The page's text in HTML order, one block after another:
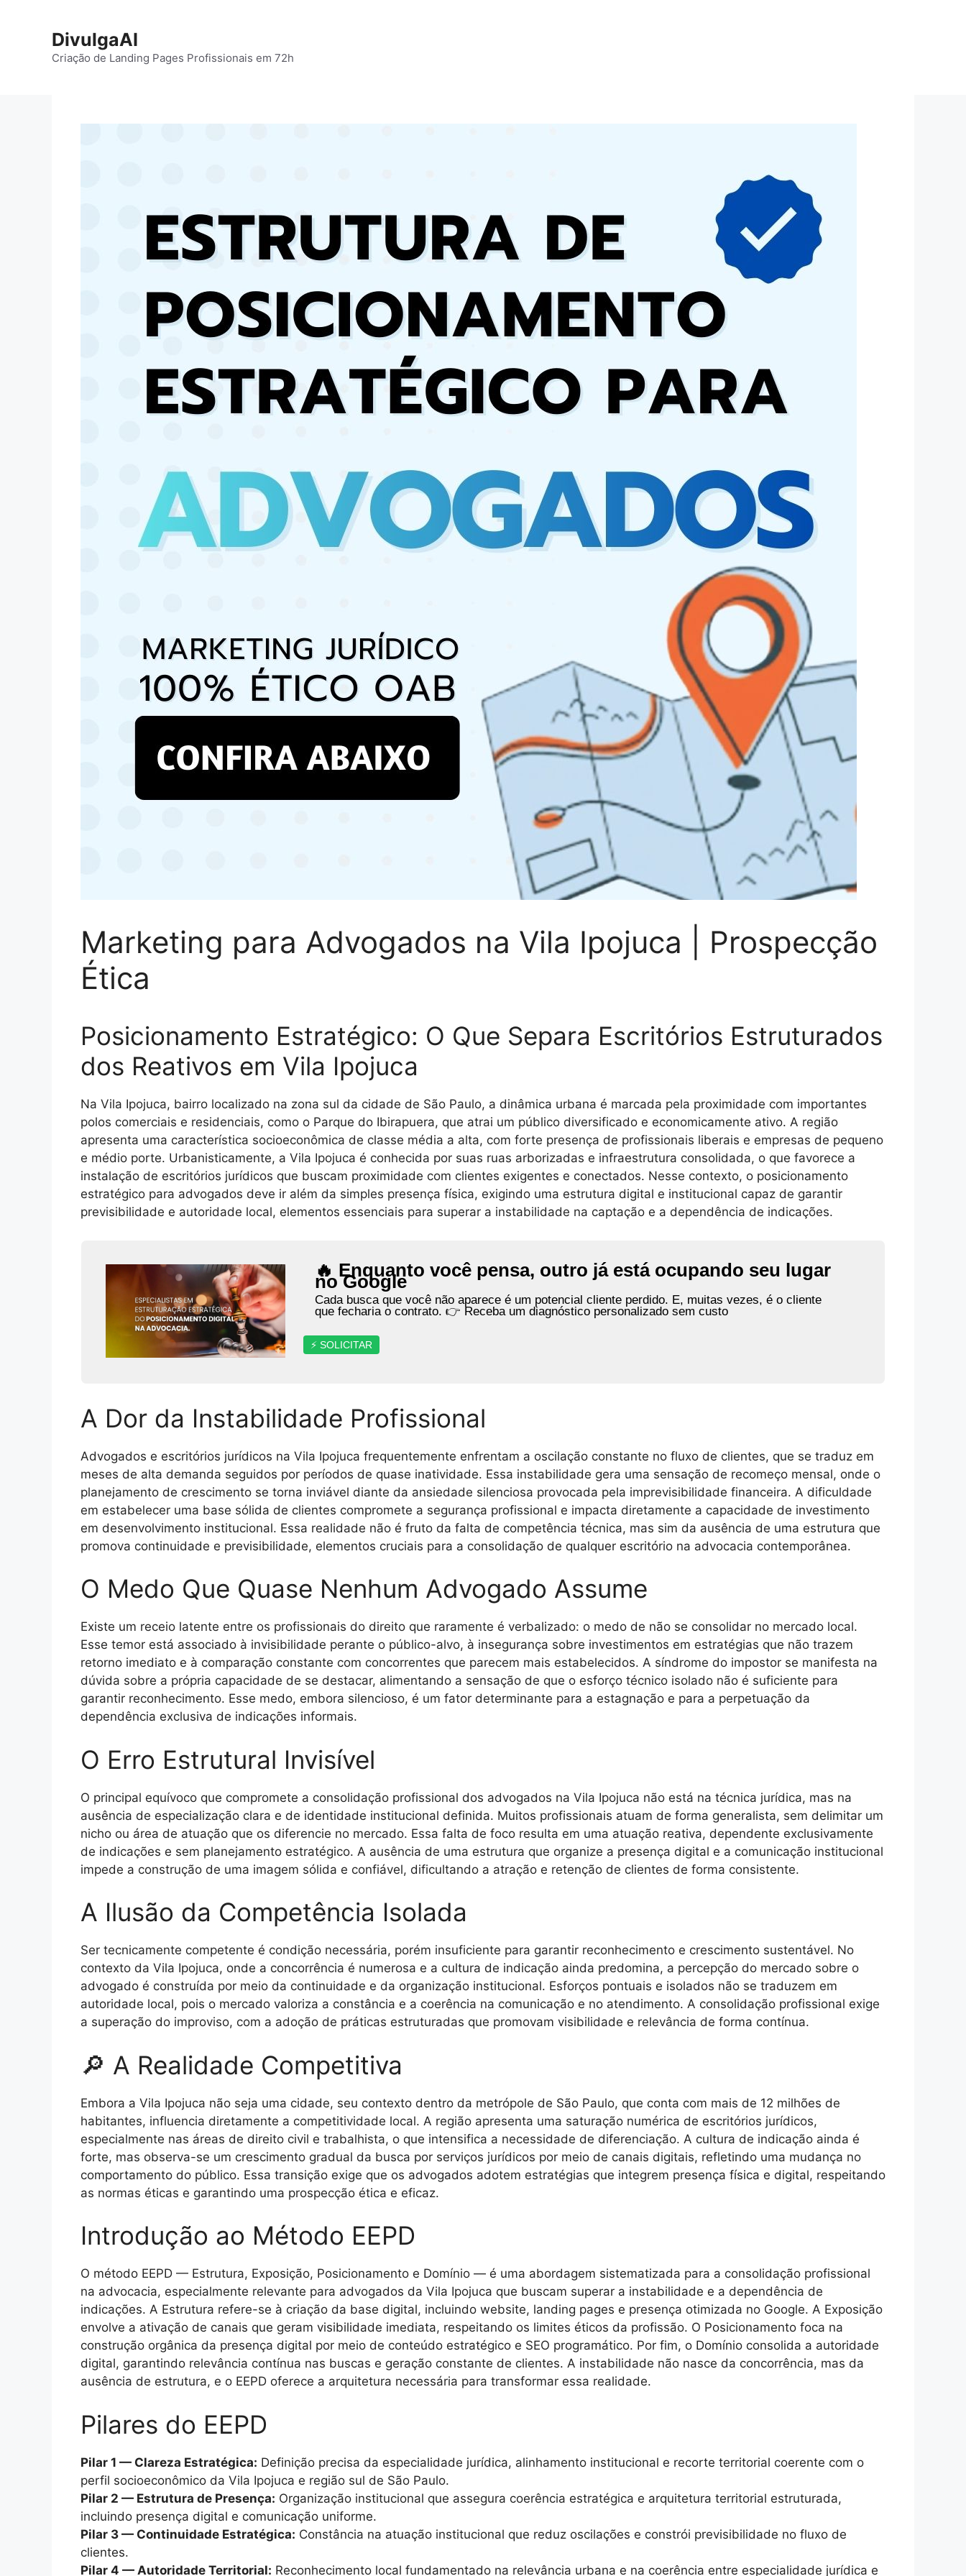
conteúdo
DivulgaAI
Criação de Landing Pages Profissionais em 72h
Marketing para Advogados na Vila Ipojuca | Prospecção
Ética
Posicionamento Estratégico: O Que Separa Escritórios Estruturados
dos Reativos em Vila Ipojuca
Na Vila Ipojuca, bairro localizado na zona sul da cidade de São Paulo, a dinâmica urbana é marcada pela proximidade com importantes
polos comerciais e residenciais, como o Parque do Ibirapuera, que atrai um público diversificado e economicamente ativo. A região
apresenta uma característica socioeconômica de classe média a alta, com forte presença de profissionais liberais e empresas de pequeno
e médio porte. Urbanisticamente, a Vila Ipojuca é conhecida por suas ruas arborizadas e infraestrutura consolidada, o que favorece a
instalação de escritórios jurídicos que buscam proximidade com clientes exigentes e conectados. Nesse contexto, o posicionamento
estratégico para advogados deve ir além da simples presença física, exigindo uma estrutura digital e institucional capaz de garantir
previsibilidade e autoridade local, elementos essenciais para superar a instabilidade na captação e a dependência de indicações.
🔥 Enquanto você pensa, outro já está ocupando seu lugar
no Google
Cada busca que você não aparece é um potencial cliente perdido. E, muitas vezes, é o cliente
que fecharia o contrato. 👉 Receba um diagnóstico personalizado sem custo
⚡ SOLICITAR
A Dor da Instabilidade Profissional
Advogados e escritórios jurídicos na Vila Ipojuca frequentemente enfrentam a oscilação constante no fluxo de clientes, que se traduz em
meses de alta demanda seguidos por períodos de quase inatividade. Essa instabilidade gera uma sensação de recomeço mensal, onde o
planejamento de crescimento se torna inviável diante da ansiedade silenciosa provocada pela imprevisibilidade financeira. A dificuldade
em estabelecer uma base sólida de clientes compromete a segurança profissional e impacta diretamente a capacidade de investimento
em desenvolvimento institucional. Essa realidade não é fruto da falta de competência técnica, mas sim da ausência de uma estrutura que
promova continuidade e previsibilidade, elementos cruciais para a consolidação de qualquer escritório na advocacia contemporânea.
O Medo Que Quase Nenhum Advogado Assume
Existe um receio latente entre os profissionais do direito que raramente é verbalizado: o medo de não se consolidar no mercado local.
Esse temor está associado à invisibilidade perante o público-alvo, à insegurança sobre investimentos em estratégias que não trazem
retorno imediato e à comparação constante com concorrentes que parecem mais estabelecidos. A síndrome do impostor se manifesta na
dúvida sobre a própria capacidade de se destacar, alimentando a sensação de que o esforço técnico isolado não é suficiente para
garantir reconhecimento. Esse medo, embora silencioso, é um fator determinante para a estagnação e para a perpetuação da
dependência exclusiva de indicações informais.
O Erro Estrutural Invisível
O principal equívoco que compromete a consolidação profissional dos advogados na Vila Ipojuca não está na técnica jurídica, mas na
ausência de especialização clara e de identidade institucional definida. Muitos profissionais atuam de forma generalista, sem delimitar um
nicho ou área de atuação que os diferencie no mercado. Essa falta de foco resulta em uma atuação reativa, dependente exclusivamente
de indicações e sem planejamento estratégico. A ausência de uma estrutura que organize a presença digital e a comunicação institucional
impede a construção de uma imagem sólida e confiável, dificultando a atração e retenção de clientes de forma consistente.
A Ilusão da Competência Isolada
Ser tecnicamente competente é condição necessária, porém insuficiente para garantir reconhecimento e crescimento sustentável. No
contexto da Vila Ipojuca, onde a concorrência é numerosa e a cultura de indicação ainda predomina, a percepção do mercado sobre o
advogado é construída por meio da continuidade e da organização institucional. Esforços pontuais e isolados não se traduzem em
autoridade local, pois o mercado valoriza a constância e a coerência na comunicação e no atendimento. A consolidação profissional exige
a superação do improviso, com a adoção de práticas estruturadas que promovam visibilidade e relevância de forma contínua.
🔎 A Realidade Competitiva
Embora a Vila Ipojuca não seja uma cidade, seu contexto dentro da metrópole de São Paulo, que conta com mais de 12 milhões de
habitantes, influencia diretamente a competitividade local. A região apresenta uma saturação numérica de escritórios jurídicos,
especialmente nas áreas de direito civil e trabalhista, o que intensifica a necessidade de diferenciação. A cultura de indicação ainda é
forte, mas observa-se um crescimento gradual da busca por serviços jurídicos por meio de canais digitais, refletindo uma mudança no
comportamento do público. Essa transição exige que os advogados adotem estratégias que integrem presença física e digital, respeitando
as normas éticas e garantindo uma prospecção ética e eficaz.
Introdução ao Método EEPD
O método EEPD — Estrutura, Exposição, Posicionamento e Domínio — é uma abordagem sistematizada para a consolidação profissional
na advocacia, especialmente relevante para advogados da Vila Ipojuca que buscam superar a instabilidade e a dependência de
indicações. A Estrutura refere-se à criação da base digital, incluindo website, landing pages e presença otimizada no Google. A Exposição
envolve a ativação de canais que geram visibilidade imediata, respeitando os limites éticos da profissão. O Posicionamento foca na
construção orgânica da presença digital por meio de conteúdo estratégico e SEO programático. Por fim, o Domínio consolida a autoridade
digital, garantindo relevância contínua nas buscas e geração constante de clientes. A instabilidade não nasce da concorrência, mas da
ausência de estrutura, e o EEPD oferece a arquitetura necessária para transformar essa realidade.
Pilares do EEPD
Pilar 1 — Clareza Estratégica: Definição precisa da especialidade jurídica, alinhamento institucional e recorte territorial coerente com o
perfil socioeconômico da Vila Ipojuca e região sul de São Paulo.
Pilar 2 — Estrutura de Presença: Organização institucional que assegura coerência estratégica e arquitetura territorial estruturada,
incluindo presença digital e comunicação uniforme.
Pilar 3 — Continuidade Estratégica: Constância na atuação institucional que reduz oscilações e constrói previsibilidade no fluxo de
clientes.
Pilar 4 — Autoridade Territorial: Reconhecimento local fundamentado na relevância urbana e na coerência entre especialidade jurídica e